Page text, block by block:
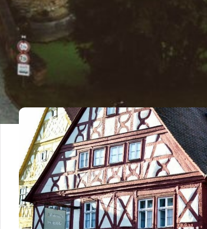
TIPPS
IN